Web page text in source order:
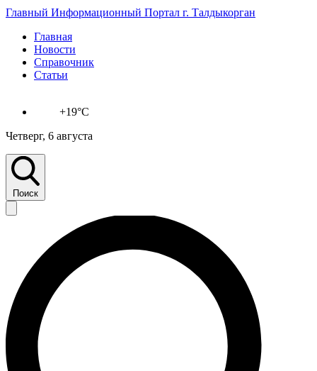
Главный Информационный Портал г. Талдыкорган
Главная
Новости
Справочник
Статьи
+19°C
Четверг, 6 августа
Поиск